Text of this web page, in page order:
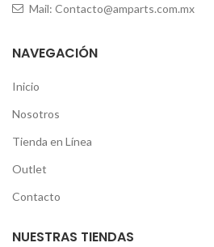
Mail: Contacto@amparts.com.mx
NAVEGACIÓN
Inicio
Nosotros
Tienda en Línea
Outlet
Contacto
NUESTRAS TIENDAS